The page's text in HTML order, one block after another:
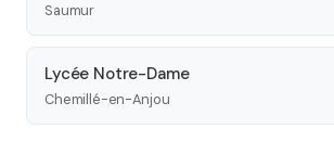
Saumur
Lycée Notre-Dame
Chemillé-en-Anjou